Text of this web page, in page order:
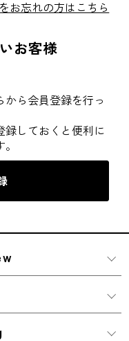
お忘れの方はこちら
お客様
ら会員登録を行っ
録しておくと便利に